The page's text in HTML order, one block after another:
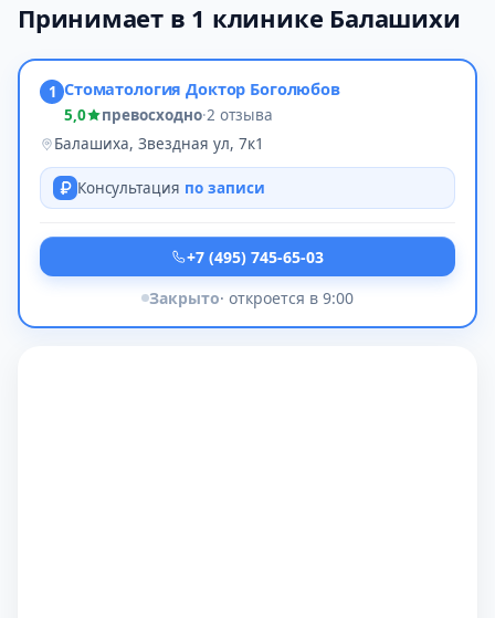
Принимает в 1 клинике Балашихи
1 Стоматология Доктор Боголюбов
5,0 превосходно·2 отзыва
Балашиха, Звездная ул, 7к1
Консультация по записи
+7 (495) 745-65-03
Закрыто· откроется в 9:00